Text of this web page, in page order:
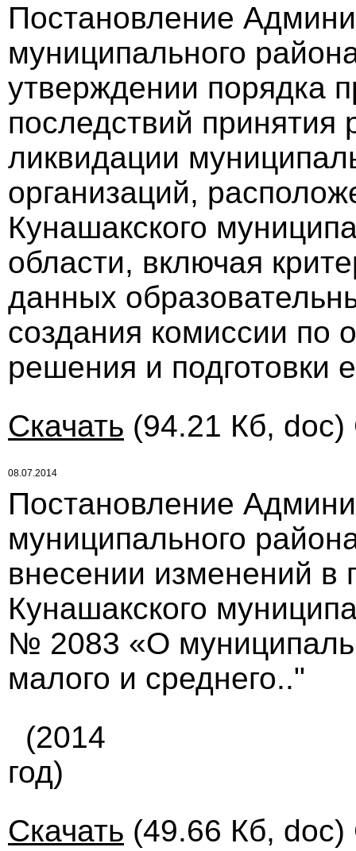
Постановление
муниципального
утверждении порядка
последствий
ликвидации
организаций,
Кунашакского
области, включая
данных
создания комиссии по
решения и подготовки
Скачать (94.21 Кб, doc)
08.07.2014
Постановление
муниципального
внесении изменений в
Кунашакского
№ 2083 «О
малого и среднего.."
(2014
год)
Скачать (49.66 Кб, doc)